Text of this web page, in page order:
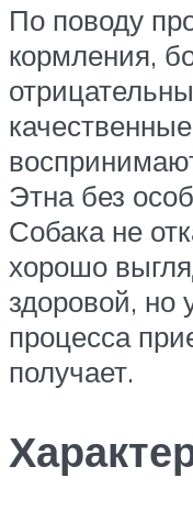
По поводу
кормления,
Этна без
Собака не
хорошо
здоровой, но
процесса
получает.